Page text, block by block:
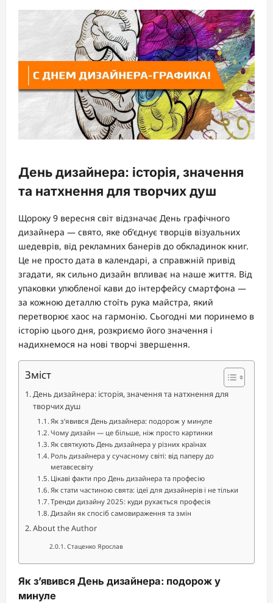
День дизайнера: історія, значення
та натхнення для творчих душ
Щороку 9 вересня світ відзначає День графічного
дизайнера — свято, яке об’єднує творців візуальних
шедеврів, від рекламних банерів до обкладинок книг.
Це не просто дата в календарі, а справжній привід
згадати, як сильно дизайн впливає на наше життя. Від
упаковки улюбленої кави до інтерфейсу смартфона —
за кожною деталлю стоїть рука майстра, який
перетворює хаос на гармонію. Сьогодні ми поринемо в
історію цього дня, розкриємо його значення і
надихнемося на нові творчі звершення.
Зміст
День дизайнера: історія, значення та натхнення для
творчих душ
Як з’явився День дизайнера: подорож у минуле
Чому дизайн — це більше, ніж просто картинки
Як святкують День дизайнера у різних країнах
Роль дизайнера у сучасному світі: від паперу до
метавсесвіту
Цікаві факти про День дизайнера та професію
Як стати частиною свята: ідеї для дизайнерів і не тільки
Тренди дизайну 2025: куди рухається професія
Дизайн як спосіб самовираження та змін
About the Author
Стаценко Ярослав
Як з’явився День дизайнера: подорож у
минуле